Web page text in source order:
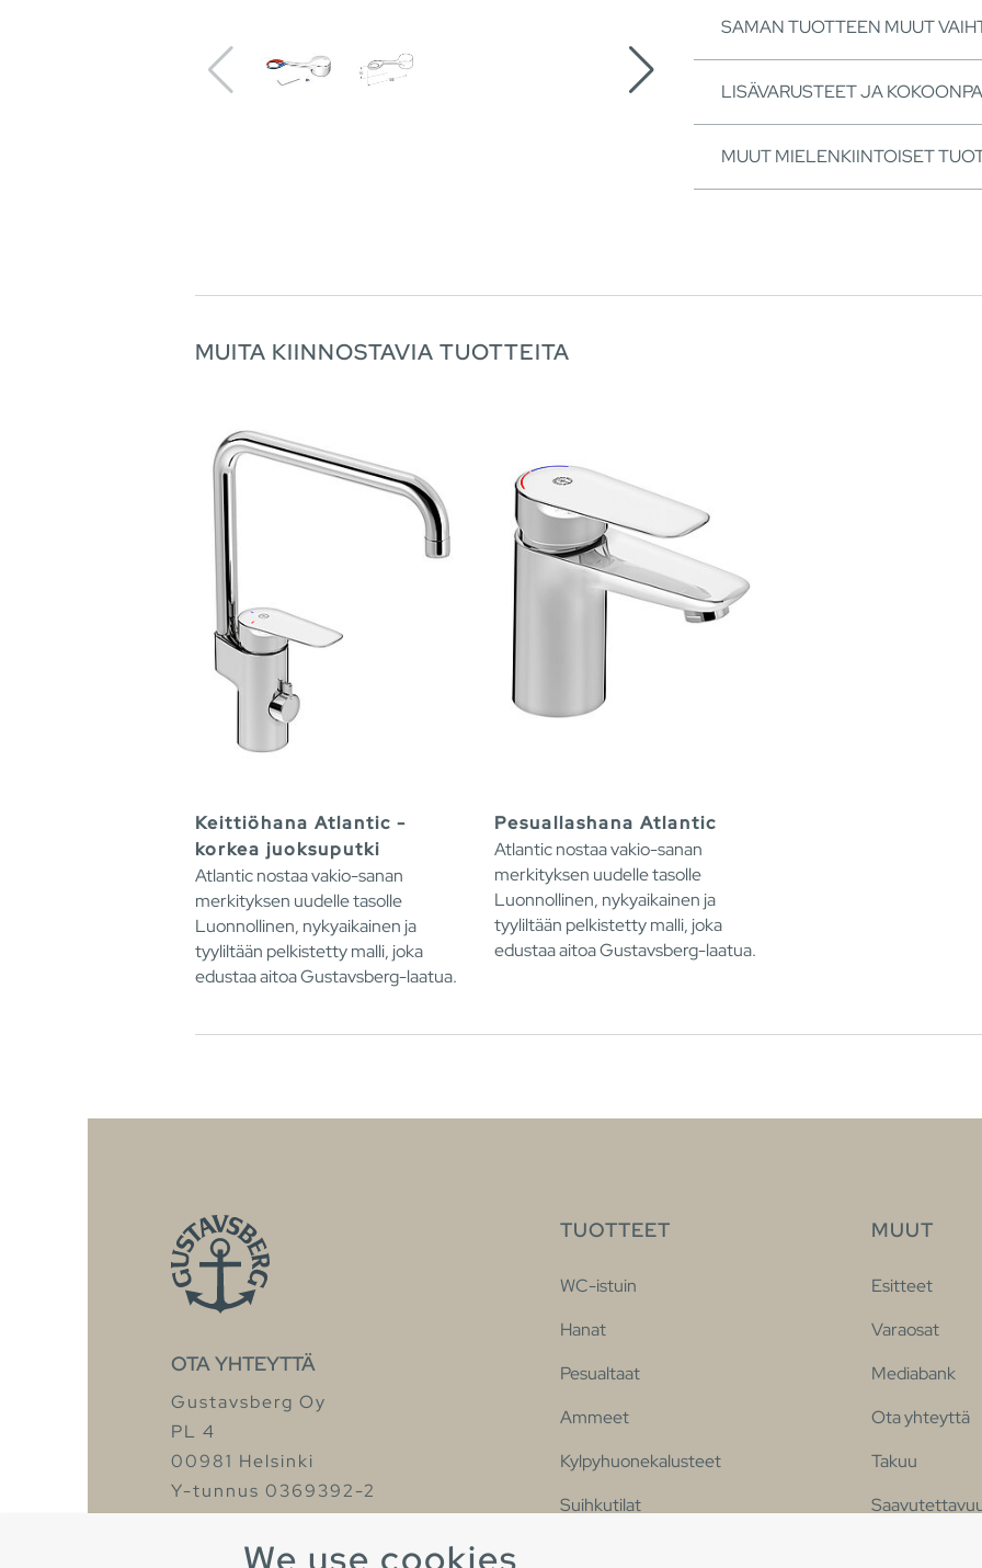
SAMAN TUOTTEEN MUUT
LISÄVARUSTEET JA
MUUT MIELENKIINTOISET
MUITA KIINNOSTAVIA TUOTTEITA
Keittiöhana Atlantic -
korkea juoksuputki
Atlantic nostaa vakio-sanan
merkityksen uudelle tasolle
Luonnollinen, nykyaikainen ja
tyyliltään pelkistetty malli, joka
edustaa aitoa Gustavsberg-laatua.
Pesuallashana Atlantic
Atlantic nostaa vakio-sanan
merkityksen uudelle tasolle
Luonnollinen, nykyaikainen ja
tyyliltään pelkistetty malli, joka
edustaa aitoa Gustavsberg-laatua.
OTA YHTEYTTÄ
Gustavsberg Oy
PL 4
00981 Helsinki
Y-tunnus 0369392-2
Puh. +358 9 329 18828
TUOTTEET
WC-istuin
Hanat
Pesualtaat
Ammeet
Kylpyhuonekalusteet
Suihkutilat
MUUT
Esitteet
Varaosat
Mediabank
Ota yhteyttä
Takuu